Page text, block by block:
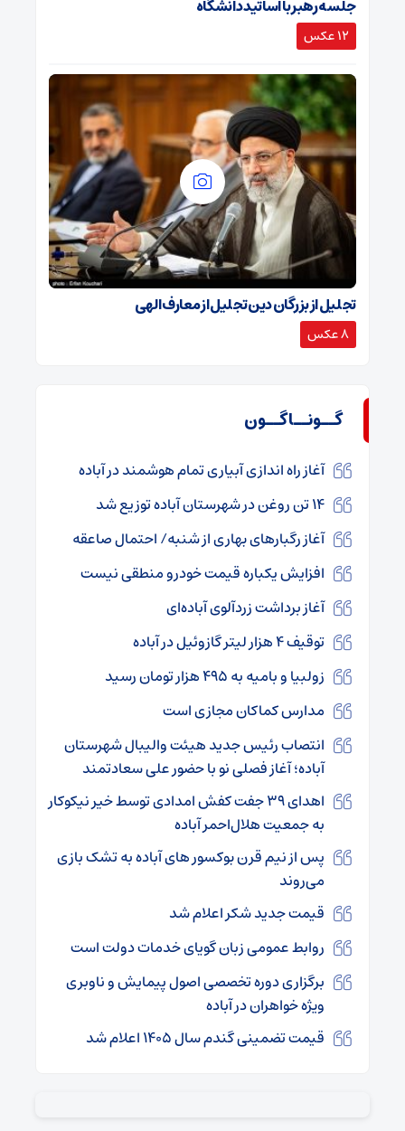
جلسه رهبر با اساتید دانشگاه
12 عکس
تجلیل از بزرگان دین تجلیل از معارف الهی
8 عکس
گــونــاگــون
آغاز راه اندازی آبیاری تمام هوشمند در آباده
۱۴ تن روغن در شهرستان آباده توزیع شد
آغاز رگبارهای بهاری از شنبه/ احتمال صاعقه
افزایش یکباره قیمت خودرو منطقی نیست
آغاز برداشت زردآلوی آباده‌ای
توقیف ۴ هزار لیتر گازوئیل در آباده
زولبیا و بامیه به ۴۹۵ هزار تومان رسید
مدارس کماکان مجازی است
انتصاب رئیس جدید هیئت والیبال شهرستان
آباده؛ آغاز فصلی نو با حضور علی سعادتمند
اهدای ۳۹ جفت کفش امدادی توسط خیر نیکوکار
به جمعیت هلال‌احمر آباده
پس از نیم قرن بوکسور های آباده به تشک بازی
می‌روند
قیمت جدید شکر اعلام شد
روابط عمومی زبان گویای خدمات دولت است
برگزاری دوره تخصصی اصول پیمایش و ناوبری
ویژه خواهران در آباده
قیمت تضمینی گندم سال ۱۴۰۵ اعلام شد